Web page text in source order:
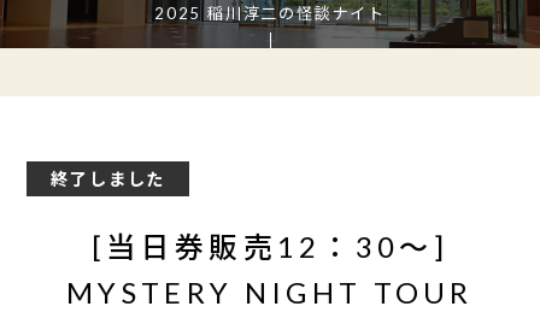
2025 稲川淳二の怪談ナイト
終了しました
[当日券販売12：30～]
MYSTERY NIGHT TOUR